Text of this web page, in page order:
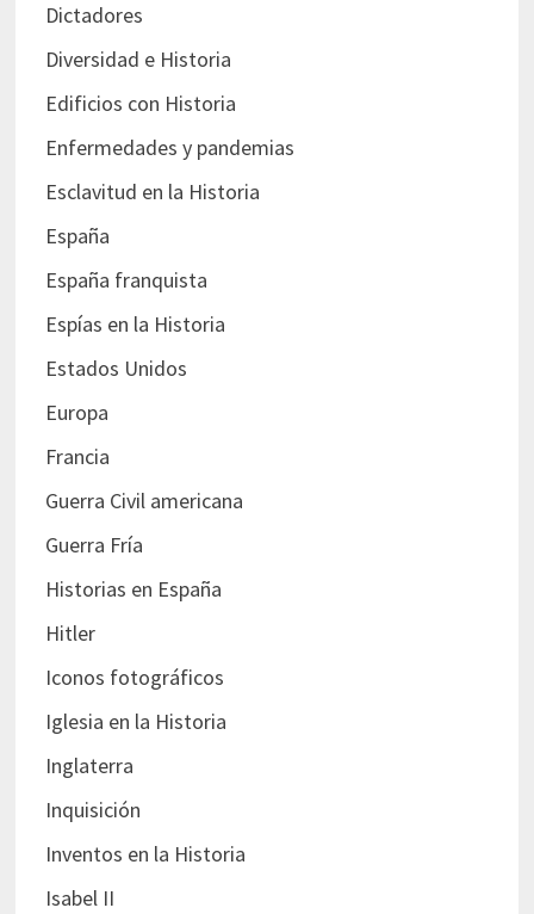
Dictadores
Diversidad e Historia
Edificios con Historia
Enfermedades y pandemias
Esclavitud en la Historia
España
España franquista
Espías en la Historia
Estados Unidos
Europa
Francia
Guerra Civil americana
Guerra Fría
Historias en España
Hitler
Iconos fotográficos
Iglesia en la Historia
Inglaterra
Inquisición
Inventos en la Historia
Isabel II